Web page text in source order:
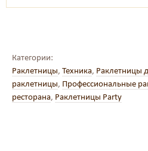
Категории:
Раклетницы, Техника, Раклетницы
раклетницы, Профессиональные
ресторана, Раклетницы Party